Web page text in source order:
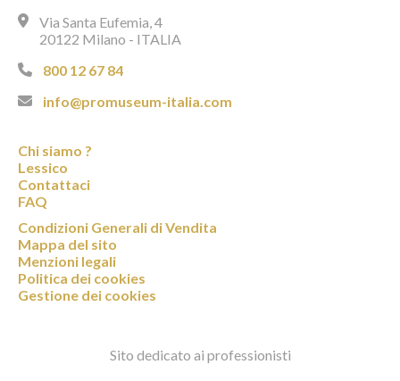
Via Santa Eufemia, 4
20122 Milano - ITALIA
800 12 67 84
info@promuseum-italia.com
Chi siamo ?
Lessico
Contattaci
FAQ
Condizioni Generali di Vendita
Mappa del sito
Menzioni legali
Politica dei cookies
Gestione dei cookies
Sito dedicato ai professionisti